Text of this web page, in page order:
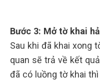
Bước 3: Mở tờ khai
Sau khi đã khai xong
quan sẽ trả về kết
đã có luồng tờ khai